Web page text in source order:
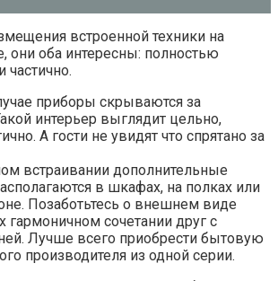
встроенной техники на
они оба интересны: полностью
частично.
приборы скрываются за
интерьер выглядит цельно,
А гости не увидят что спрятано за
встраивании дополнительные
в шкафах, на полках или
Позаботьтесь о внешнем виде
гармоничном сочетании друг с
Лучше всего приобрести бытовую
производителя из одной серии.